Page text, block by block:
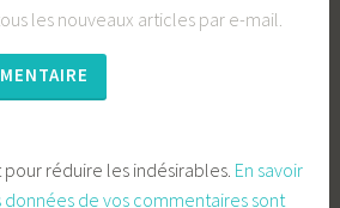
les nouveaux articles par e-mail.
pour réduire les indésirables. En savoir
de vos commentaires sont